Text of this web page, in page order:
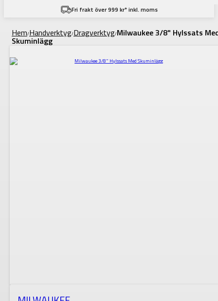
Fri frakt över 999 kr* inkl. moms
Hem/Handverktyg/Dragverktyg/Milwaukee 3/8" Hylssats
Skuminlägg